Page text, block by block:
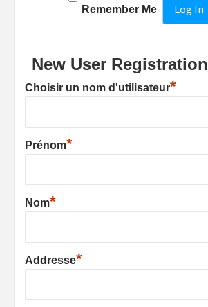
Remember Me
New User Registration
Choisir un nom d'utilisateur*
Prénom*
Nom*
Addresse*